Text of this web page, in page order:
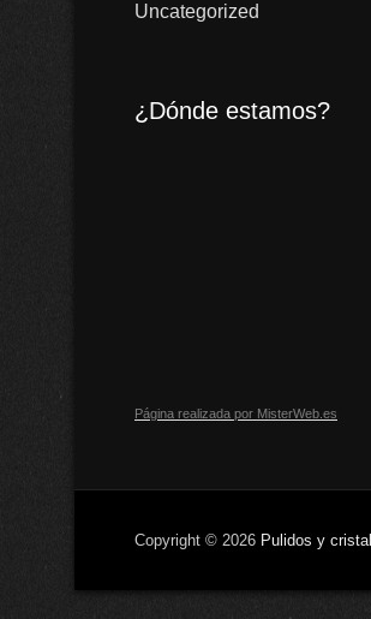
Uncategorized
¿Dónde estamos?
Página realizada por MisterWeb.es
Copyright © 2026 Pulidos y